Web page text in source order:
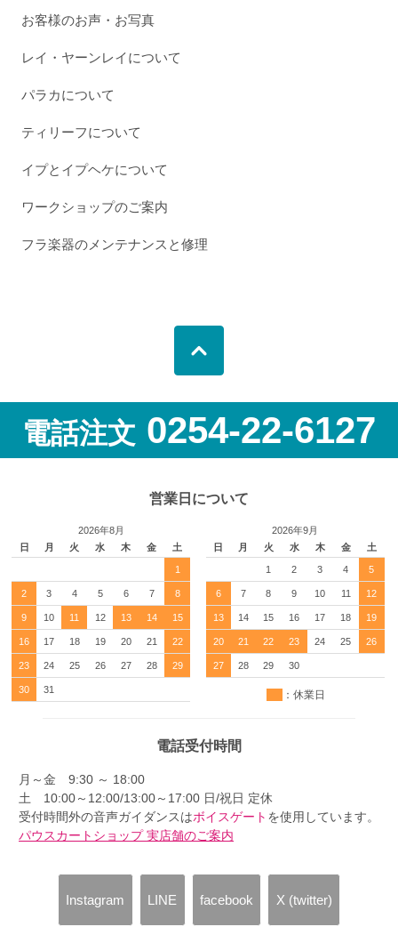
お客様のお声・お写真
レイ・ヤーンレイについて
パラカについて
ティリーフについて
イプとイプヘケについて
ワークショップのご案内
フラ楽器のメンテナンスと修理
電話注文 0254-22-6127
営業日について
2026年8月
日
月 火 水 木 金 土
1
2 3 4 5 6 7 8
9 10 11 12 13 14 15
16 17 18 19 20 21 22
23 24 25 26 27 28 29
30 31
2026年9月
日
月 火 水 木 金 土
1 2 3 4 5
6 7 8 9 10 11 12
13 14 15 16 17 18 19
20 21 22 23 24 25 26
27 28 29 30
：休業日
電話受付時間
月～金 9:30 ～ 18:00
土 10:00～12:00/13:00～17:00 日/祝日 定休
受付時間外の音声ガイダンスはボイスゲート を使用しています。
パウスカートショップ 実店舗のご案内
Instagram LINE facebook X (twitter)